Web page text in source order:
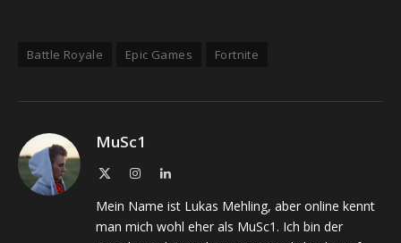
Battle Royale Epic Games Fortnite
MuSc1
InstagramLinkedIn
Mein Name ist Lukas Mehling, aber online kennt
man mich wohl eher als MuSc1. Ich bin der